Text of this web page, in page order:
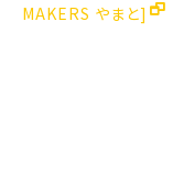
MAKERS やまと]